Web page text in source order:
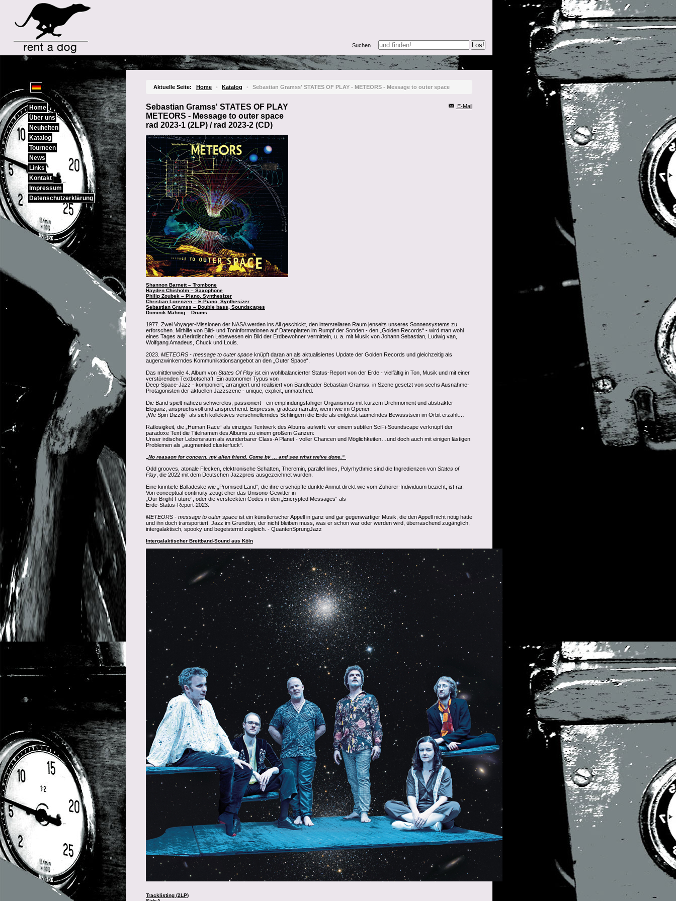
Suchen ... Los!
Home
Über uns
Neuheiten
Katalog
Tourneen
News
Links
Kontakt
Impressum
Datenschutzerklärung
Aktuelle Seite: Home • Katalog • Sebastian Gramss' STATES OF PLAY - METEORS - Message to outer space
E-Mail
Sebastian Gramss' STATES OF PLAY
METEORS - Message to outer space
rad 2023-1 (2LP) / rad 2023-2 (CD)
Shannon Barnett – Trombone
Hayden Chisholm – Saxophone
Philip Zoubek – Piano, Synthesizer
Christian Lorenzen – E-Piano, Synthesizer
Sebastian Gramss – Double bass, Soundscapes
Dominik Mahnig – Drums
1977. Zwei Voyager-Missionen der NASA werden ins All geschickt, den interstellaren Raum jenseits unseres Sonnensystems zu
erforschen. Mithilfe von Bild- und Toninformationen auf Datenplatten im Rumpf der Sonden - den „Golden Records“ - wird man wohl
eines Tages außerirdischen Lebewesen ein Bild der Erdbewohner vermitteln, u. a. mit Musik von Johann Sebastian, Ludwig van,
Wolfgang Amadeus, Chuck und Louis.
2023. METEORS - message to outer space knüpft daran an als aktualisiertes Update der Golden Records und gleichzeitig als
augenzwinkerndes Kommunikationsangebot an den „Outer Space“.
Das mittlerweile 4. Album von States Of Play ist ein wohlbalancierter Status-Report von der Erde - vielfältig in Ton, Musik und mit einer
verstörenden Textbotschaft. Ein autonomer Typus von
Deep-Space-Jazz - komponiert, arrangiert und realisiert von Bandleader Sebastian Gramss, in Szene gesetzt von sechs Ausnahme-
Protagonisten der aktuellen Jazzszene - unique, explicit, unmatched.
Die Band spielt nahezu schwerelos, passioniert - ein empfindungsfähiger Organismus mit kurzem Drehmoment und abstrakter
Eleganz, anspruchsvoll und ansprechend. Expressiv, gradezu narrativ, wenn wie im Opener
„We Spin Dizzily“ als sich kollektives verschnellerndes Schlingern die Erde als entgleist taumelndes Bewusstsein im Orbit erzählt…
Ratlosigkeit, die „Human Race“ als einziges Textwerk des Albums aufwirft: vor einem subtilen SciFi-Soundscape verknüpft der
paradoxe Text die Titelnamen des Albums zu einem großem Ganzen:
Unser irdischer Lebensraum als wunderbarer Class-A Planet - voller Chancen und Möglichkeiten…und doch auch mit einigen lästigen
Problemen als „augmented clusterfuck“.
„No reasaon for concern, my alien friend. Come by … and see what we've done.“
Odd grooves, atonale Flecken, elektronische Schatten, Theremin, parallel lines, Polyrhythmie sind die Ingredienzen von States of
Play , die 2022 mit dem Deutschen Jazzpreis ausgezeichnet wurden.
Eine kinntiefe Balladeske wie „Promised Land“, die ihre erschöpfte dunkle Anmut direkt wie vom Zuhörer-Individuum bezieht, ist rar.
Von conceptual continuity zeugt eher das Unisono-Gewitter in
„Our Bright Future“, oder die versteckten Codes in den „Encrypted Messages“ als
Erde-Status-Report-2023.
METEORS - message to outer space ist ein künstlerischer Appell in ganz und gar gegenwärtiger Musik, die den Appell nicht nötig hätte
und ihn doch transportiert. Jazz im Grundton, der nicht bleiben muss, was er schon war oder werden wird, überraschend zugänglich,
intergalaktisch, spooky und begeisternd zugleich. - QuantenSprungJazz
Intergalaktischer Breitband-Sound aus Köln
Tracklisting (2LP)